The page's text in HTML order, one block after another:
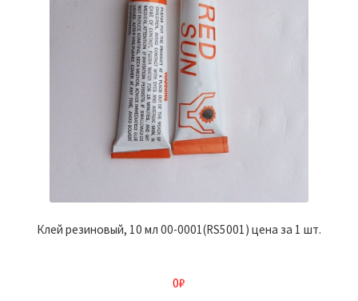
Клей резиновый, 10 мл 00-0001(RS5001) цена за 1 шт.
0₽